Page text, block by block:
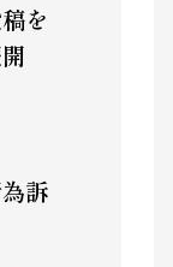
を
訴